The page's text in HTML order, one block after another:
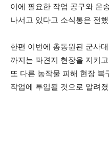
이에 필요한 작업 공구와 운
나서고 있다고 소식통은 전
한편 이번에 총동원된 군사
까지는 파견지 현장을 지키
또 다른 농작물 피해 현장 복
작업에 투입될 것으로 알려